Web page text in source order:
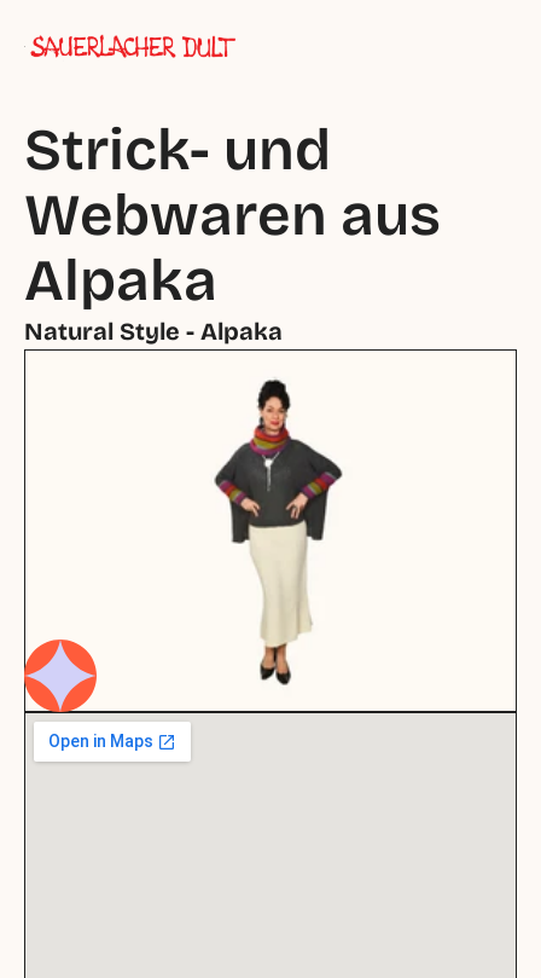
Strick- und
Webwaren aus
Alpaka
Natural Style - Alpaka